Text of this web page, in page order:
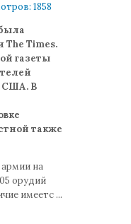
1858
The Times.
газеты
США. В
также
на
орудий
имеетс ...